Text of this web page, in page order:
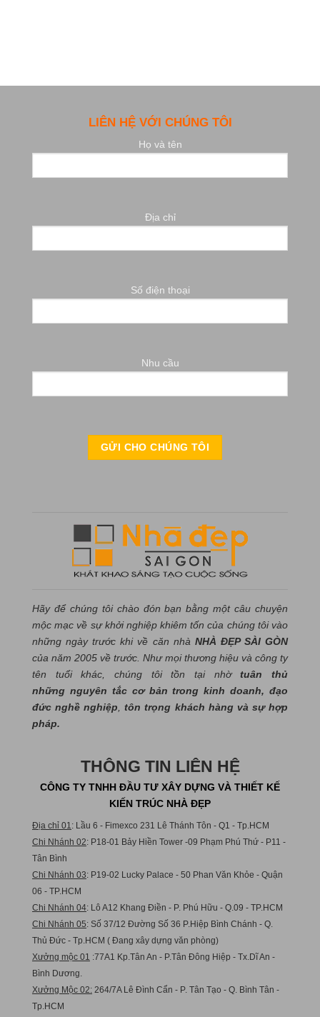
LIÊN HỆ VỚI CHÚNG TÔI
Họ và tên
Địa chỉ
Số điện thoại
Nhu cầu
Hãy để chúng tôi chào đón bạn bằng một câu chuyện
mộc mạc về sự khởi nghiệp khiêm tốn của chúng tôi vào
những ngày trước khi về căn nhà NHÀ ĐẸP SÀI GÒN
của năm 2005 về trước. Như mọi thương hiệu và công ty
tên tuổi khác, chúng tôi tồn tại nhờtuân thủ
những nguyên tắc cơ bản trong kinh doanh, đạo
đức nghề nghiệp ,tôn trọng khách hàng và sự hợp
pháp.
THÔNG TIN LIÊN HỆ
CÔNG TY TNHH ĐẦU TƯ XÂY DỰNG VÀ THIẾT KẾ
KIẾN TRÚC NHÀ ĐẸP
Địa chỉ 01 : Lầu 6 - Fimexco 231 Lê Thánh Tôn - Q1 - Tp.HCM
Chi Nhánh 02: P18-01 Bảy Hiền Tower -09 Phạm Phú Thứ - P11 -
Tân Bình
Chi Nhánh 03: P19-02 Lucky Palace - 50 Phan Văn Khỏe - Quận
06 - TP.HCM
Chi Nhánh 04: Lô A12 Khang Điền - P. Phú Hữu - Q.09 - TP.HCM
Chi Nhánh 05: Số 37/12 Đường Số 36 P.Hiệp Bình Chánh - Q.
Thủ Đức - Tp.HCM ( Đang xây dựng văn phòng)
Xưởng mộc 01
:77A1 Kp.Tân An - P.Tân Đông Hiệp - Tx.Dĩ An -
Bình Dương.
Xưởng Mộc 02: 264/7A Lê Đình Cẩn - P. Tân Tạo - Q. Bình Tân -
Tp.HCM